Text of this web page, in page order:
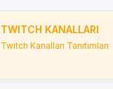
TWITCH KANALLARI
Twitch Kanalları Tanıtımları